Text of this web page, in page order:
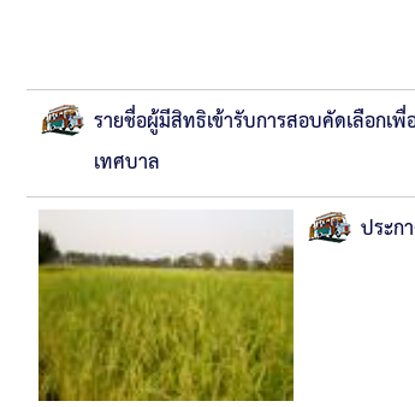
รายชื่อผู้มีสิทธิเข้ารับการสอบคัดเลือกเ
เทศบาล
ประก